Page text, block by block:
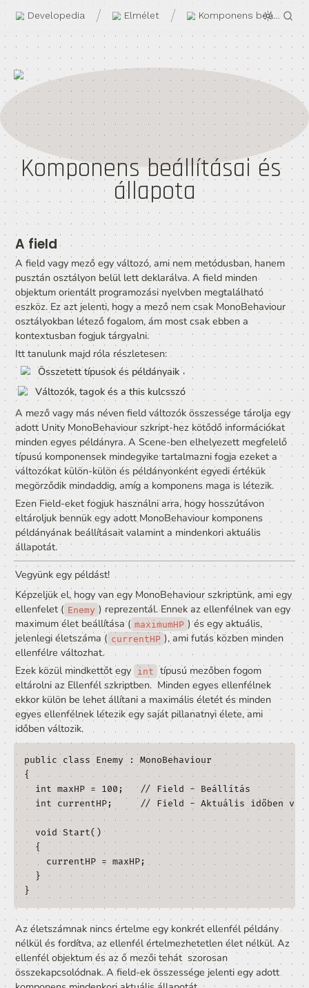
Developedia / Elmélet /
Komponens
állapota
A field
A field vagy mező egy változó, ami nem metódusban,
pusztán osztályon belül lett deklarálva. A field minden
objektum orientált programozási nyelvben
eszköz. Ez azt jelenti, hogy a mező nem csak
osztályokban létező fogalom, ám most csak ebben a
kontextusban fogjuk tárgyalni.
Itt tanulunk majd róla részletesen:
Összetett típusok és példányaik ,
Változók, tagok és a this kulcsszó
A mező vagy más néven field változók összessége
adott Unity MonoBehaviour szkript-hez kötődő
minden egyes példányra. A Scene-ben elhelyezett
típusú komponensek mindegyike tartalmazni fogja
változókat külön-külön és példányonként egyedi
megörződik mindaddig, amíg a komponens maga is
Ezen Field-eket fogjuk használni arra, hogy
eltároljuk bennük egy adott MonoBehaviour komponens
példányának beállításait valamint a mindenkori aktuális
állapotát.
Vegyünk egy példást!
Képzeljük el, hogy van egy MonoBehaviour szkriptünk,
ellenfelet ( Enemy ) reprezentál. Ennek az ellenfélnek
maximum élet beállítása (
maximumHP
) és egy aktuális,
jelenlegi életszáma (
currentHP ), ami futás közben
ellenfélre változhat.
Ezek közül mindkettőt egy int
típusú mezőben fogom
eltárolni az Ellenfél szkriptben.  Minden egyes
ekkor külön be lehet állítani a maximális életét és
egyes ellenfélnek létezik egy saját pillanatnyi élete, ami
időben változik.
public class Enemy : MonoBehaviour
{
	int maxHP = 100;   // Field - Beállítás
	int currentHP;     // Field - Aktuális időben változó állapot
	void Start()